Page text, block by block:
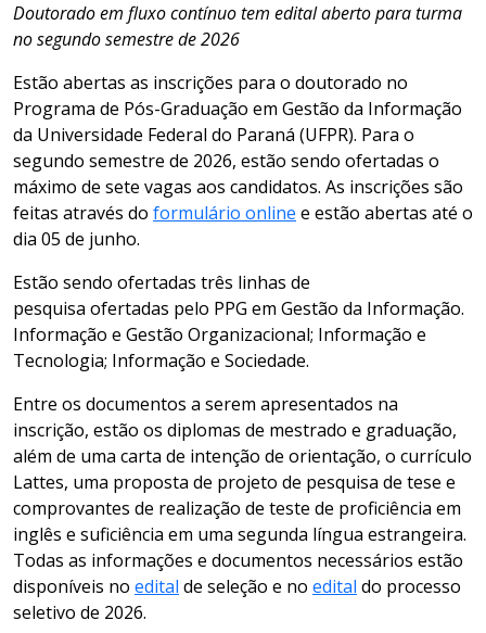
Doutorado em fluxo contínuo tem edital aberto para turma
no segundo semestre de 2026
Estão abertas as inscrições para o doutorado no
Programa de Pós-Graduação em Gestão da Informação
da Universidade Federal do Paraná (UFPR). Para o
segundo semestre de 2026, estão sendo ofertadas o
máximo de sete vagas aos candidatos. As inscrições são
feitas através do formulário online e estão abertas até o
dia 05 de junho.
Estão sendo ofertadas três linhas de
pesquisa ofertadas pelo PPG em Gestão da Informação.
Informação e Gestão Organizacional; Informação e
Tecnologia; Informação e Sociedade.
Entre os documentos a serem apresentados na
inscrição, estão os diplomas de mestrado e graduação,
além de uma carta de intenção de orientação, o currículo
Lattes, uma proposta de projeto de pesquisa de tese e
comprovantes de realização de teste de proficiência em
inglês e suficiência em uma segunda língua estrangeira.
Todas as informações e documentos necessários estão
disponíveis no edital de seleção e no edital do processo
seletivo de 2026.